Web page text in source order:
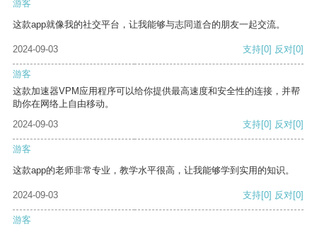
游客
这款app就像我的社交平台，让我能够与志同道合的朋友一起交流。
2024-09-03 支持[0] 反对[0]
游客
这款加速器VPM应用程序可以给你提供最高速度和安全性的连接，并帮
助你在网络上自由移动。
2024-09-03
支持[0] 反对[0]
游客
这款app的老师非常专业，教学水平很高，让我能够学到实用的知识。
2024-09-03 支持[0] 反对[0]
游客